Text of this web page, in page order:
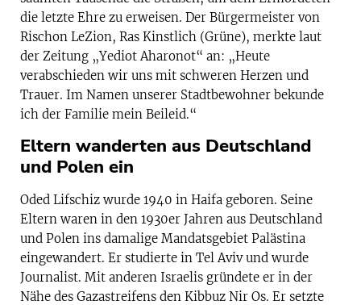
die letzte Ehre zu erweisen. Der Bürgermeister von
Rischon LeZion, Ras Kinstlich (Grüne), merkte laut
der Zeitung „Yediot Aharonot“ an: „Heute
verabschieden wir uns mit schweren Herzen und
Trauer. Im Namen unserer Stadtbewohner bekunde
ich der Familie mein Beileid.“
Eltern wanderten aus Deutschland
und Polen ein
Oded Lifschiz wurde 1940 in Haifa geboren. Seine
Eltern waren in den 1930er Jahren aus Deutschland
und Polen ins damalige Mandatsgebiet Palästina
eingewandert. Er studierte in Tel Aviv und wurde
Journalist. Mit anderen Israelis gründete er in der
Nähe des Gazastreifens den Kibbuz Nir Os. Er setzte